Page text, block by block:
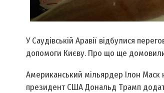
У Саудівській Аравії відбулися
допомоги Києву. Про що ще
Американський мільярдер Ілон Маск
президент США Дональд Трамп